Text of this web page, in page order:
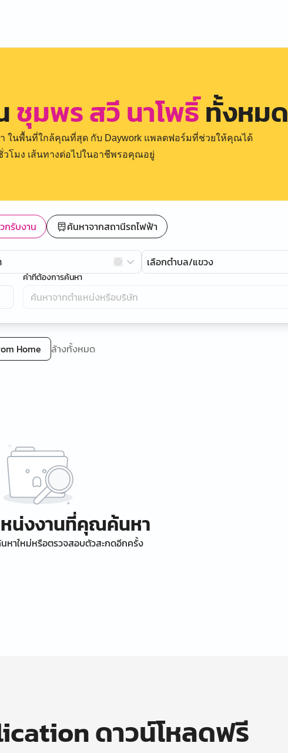
ชุมพร สวี นาโพธิ์ทั้งหมด
ในพื้นที่ใกล้คุณที่สุด กับ Daywork แพลตฟอร์มที่ช่วยให้คุณได้
วโมง เส้นทางต่อไปในอาชีพรอคุณอยู่
กรับงาน ค้นหาจากสถานีรถไฟฟ้า
เลือกตำบล/แขวง
คำที่ต้องการค้นหา
Home ล้างทั้งหมด
น่งงานที่คุณค้นหา
หาใหม่หรือตรวจสอบตัวสะกดอีกครั้ง
ดาวน์โหลดฟรี